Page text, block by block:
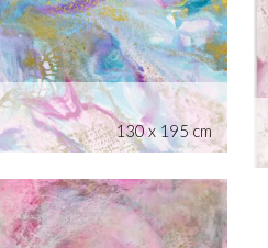
130 x 195 cm